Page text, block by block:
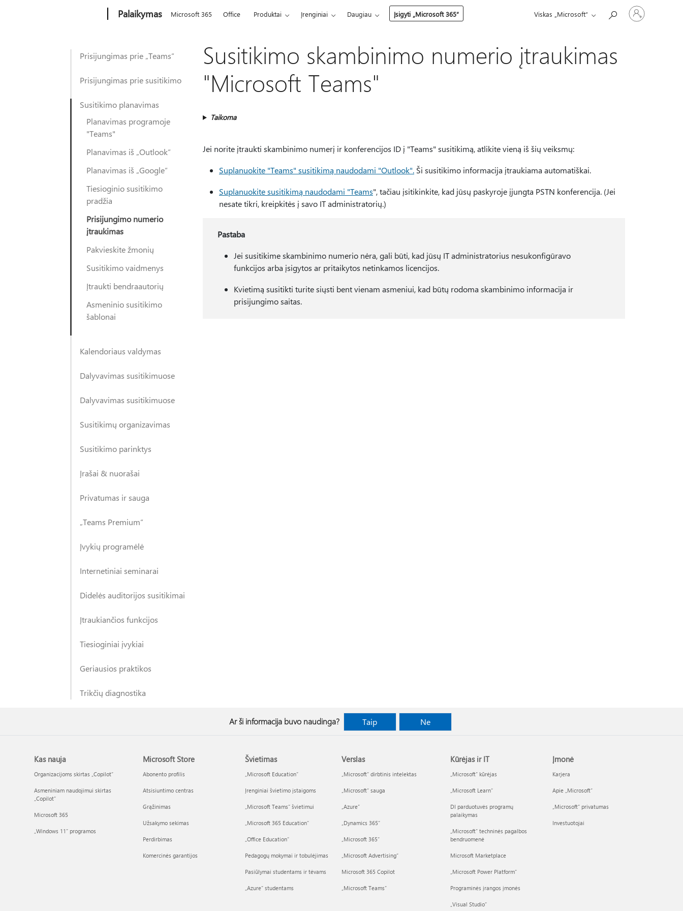
Palaikymas Microsoft 365 Office Produktai Įrenginiai Daugiau Įsigyti „Microsoft 365“ Viskas „Microsoft“
Prisijunkite
prie
paskyros
Prisijungimas prie „Teams“
Prisijungimas prie susitikimo
Susitikimo planavimas
Planavimas programoje
"Teams"
Planavimas iš „Outlook“
Planavimas iš „Google“
Tiesioginio susitikimo
pradžia
Prisijungimo numerio
įtraukimas
Pakvieskite žmonių
Susitikimo vaidmenys
Įtraukti bendraautorių
Asmeninio susitikimo
šablonai
Kalendoriaus valdymas
Dalyvavimas susitikimuose
Dalyvavimas susitikimuose
Susitikimų organizavimas
Susitikimo parinktys
Įrašai & nuorašai
Privatumas ir sauga
„Teams Premium“
Įvykių programėlė
Internetiniai seminarai
Didelės auditorijos susitikimai
Įtraukiančios funkcijos
Tiesioginiai įvykiai
Geriausios praktikos
Trikčių diagnostika
Susitikimo skambinimo numerio įtraukimas
"Microsoft Teams"
Taikoma
Jei norite įtraukti skambinimo numerį ir konferencijos ID į "Teams" susitikimą, atlikite vieną iš šių veiksmų:
Suplanuokite "Teams" susitikimą naudodami "Outlook". Ši susitikimo informacija įtraukiama automatiškai.
Suplanuokite susitikimą naudodami "Teams", tačiau įsitikinkite, kad jūsų paskyroje įjungta PSTN konferencija. (Jei
nesate tikri, kreipkitės į savo IT administratorių.)
Pastaba
Jei susitikime skambinimo numerio nėra, gali būti, kad jūsų IT administratorius nesukonfigūravo
funkcijos arba įsigytos ar pritaikytos netinkamos licencijos.
Kvietimą susitikti turite siųsti bent vienam asmeniui, kad būtų rodoma skambinimo informacija ir
prisijungimo saitas.
Ar ši informacija buvo naudinga? Taip Ne
Kas nauja
Organizacijoms skirtas „Copilot“
Asmeniniam naudojimui skirtas
„Copilot“
Microsoft 365
„Windows 11“ programos
Microsoft Store
Abonento profilis
Atsisiuntimo centras
Grąžinimas
Užsakymo sekimas
Perdirbimas
Komercinės garantijos
Švietimas
„Microsoft Education“
Įrenginiai švietimo įstaigoms
„Microsoft Teams“ švietimui
„Microsoft 365 Education“
„Office Education“
Pedagogų mokymai ir tobulėjimas
Pasiūlymai studentams ir tėvams
„Azure“ studentams
Verslas
„Microsoft“ dirbtinis intelektas
„Microsoft“ sauga
„Azure”
„Dynamics 365“
„Microsoft 365“
„Microsoft Advertising“
Microsoft 365 Copilot
„Microsoft Teams“
Kūrėjas ir IT
„Microsoft“ kūrėjas
„Microsoft Learn“
DI parduotuvės programų
palaikymas
„Microsoft“ techninės pagalbos
bendruomenė
Microsoft Marketplace
„Microsoft Power Platform“
Programinės įrangos įmonės
„Visual Studio“
Įmonė
Karjera
Apie „Microsoft“
„Microsoft“ privatumas
Investuotojai